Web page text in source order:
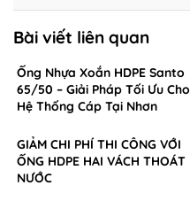
Bài viết liên quan
Ống Nhựa Xoắn HDPE Santo
65/50 – Giải Pháp Tối Ưu Cho
Hệ Thống Cáp Tại Nhơn
GIẢM CHI PHÍ THI CÔNG VỚI
ỐNG HDPE HAI VÁCH THOÁT
NƯỚC